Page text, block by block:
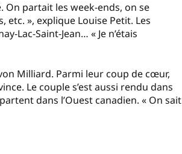
On partait les week-ends, on se
etc. », explique Louise Petit. Les
Lac-Saint-Jean… « Je n’étais
Milliard. Parmi leur coup de cœur,
Le couple s’est aussi rendu dans
dans l’Ouest canadien. « On sait